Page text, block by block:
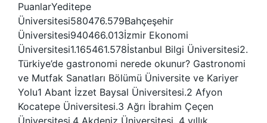
PuanlarYeditepe
Üniversitesi580476.579Bahçeşehir
Üniversitesi940466.013İzmir Ekonomi
Üniversitesi1.165461.578İstanbul Bilgi Üniversitesi2.
Türkiye’de gastronomi nerede okunur? Gastronomi
ve Mutfak Sanatları Bölümü Üniversite ve Kariyer
Yolu1 Abant İzzet Baysal Üniversitesi.2 Afyon
Kocatepe Üniversitesi.3 Ağrı İbrahim Çeçen
Üniversitesi.4 Akdeniz Üniversitesi. 4 yıllık